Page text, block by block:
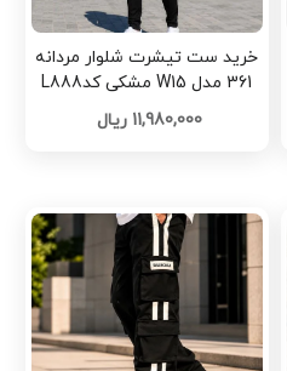
خرید ست تیشرت شلوار مردانه
361 مدل W15 مشکی کدL888
11,980,000 ریال